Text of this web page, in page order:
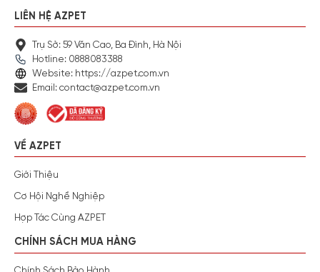
LIÊN HỆ AZPET
Trụ Sở: 59 Văn Cao, Ba Đình, Hà Nội
Hotline: 0888083388
Website: https://azpet.com.vn
Email: contact@azpet.com.vn
VỀ AZPET
Giới Thiệu
Cơ Hội Nghề Nghiệp
Hợp Tác Cùng AZPET
CHÍNH SÁCH MUA HÀNG